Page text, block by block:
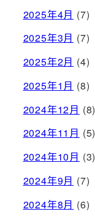
2025年4月 (7)
2025年3月 (7)
2025年2月 (4)
2025年1月 (8)
2024年12月 (8)
2024年11月 (5)
2024年10月 (3)
2024年9月 (7)
2024年8月 (6)